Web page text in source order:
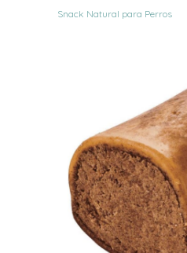
Snack Natural para Perros